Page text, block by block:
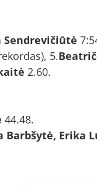
Sendrevičiūtė
5.
2.60.
44.48.
Erika